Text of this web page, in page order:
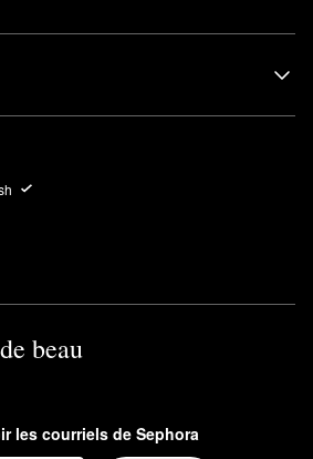
beau
les courriels de Sephora